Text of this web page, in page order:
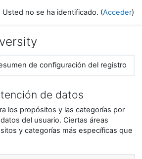
Usted no se ha identificado. (Acceder)
de configuración del registro
de datos
los propósitos y las categorías por
del usuario. Ciertas áreas
y categorías más específicas que